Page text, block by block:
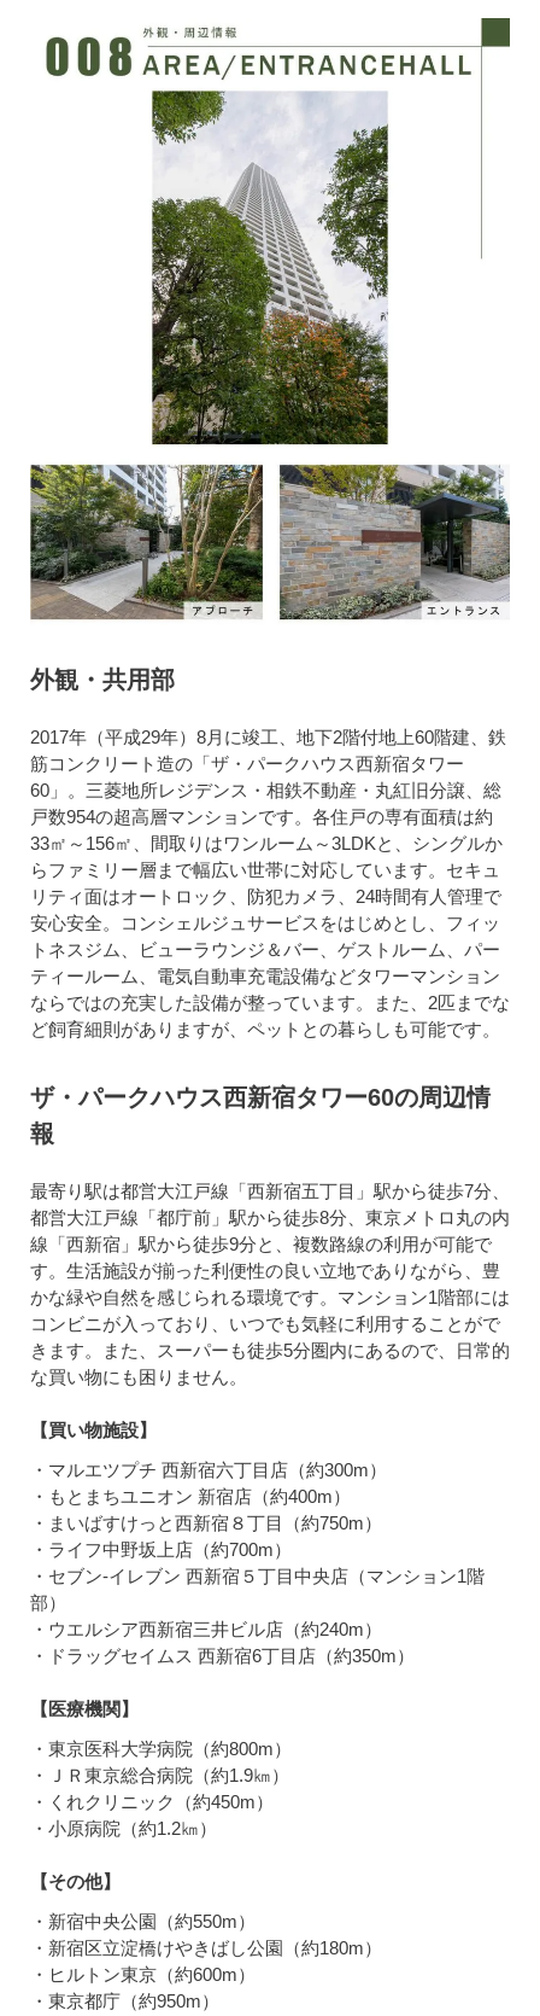
外観・共用部
2017年（平成29年）8月に竣工、地下2階付地上60階建、鉄
筋コンクリート造の「ザ・パークハウス西新宿タワー
60」。三菱地所レジデンス・相鉄不動産・丸紅旧分譲、総
戸数954の超高層マンションです。各住戸の専有面積は約
33㎡～156㎡、間取りはワンルーム～3LDKと、シングルか
らファミリー層まで幅広い世帯に対応しています。セキュ
リティ面はオートロック、防犯カメラ、24時間有人管理で
安心安全。コンシェルジュサービスをはじめとし、フィッ
トネスジム、ビューラウンジ＆バー、ゲストルーム、パー
ティールーム、電気自動車充電設備などタワーマンション
ならではの充実した設備が整っています。また、2匹までな
ど飼育細則がありますが、ペットとの暮らしも可能です。
ザ・パークハウス西新宿タワー60の周辺情
報
最寄り駅は都営大江戸線「西新宿五丁目」駅から徒歩7分、
都営大江戸線「都庁前」駅から徒歩8分、東京メトロ丸の内
線「西新宿」駅から徒歩9分と、複数路線の利用が可能で
す。生活施設が揃った利便性の良い立地でありながら、豊
かな緑や自然を感じられる環境です。マンション1階部には
コンビニが入っており、いつでも気軽に利用することがで
きます。また、スーパーも徒歩5分圏内にあるので、日常的
な買い物にも困りません。
【買い物施設】
・マルエツプチ 西新宿六丁目店（約300m）
・もとまちユニオン 新宿店（約400m）
・まいばすけっと西新宿８丁目（約750m）
・ライフ中野坂上店（約700m）
・セブン-イレブン 西新宿５丁目中央店（マンション1階
部）
・ウエルシア西新宿三井ビル店（約240m）
・ドラッグセイムス 西新宿6丁目店（約350m）
【医療機関】
・東京医科大学病院（約800m）
・ＪＲ東京総合病院（約1.9㎞）
・くれクリニック（約450m）
・小原病院（約1.2㎞）
【その他】
・新宿中央公園（約550m）
・新宿区立淀橋けやきばし公園（約180m）
・ヒルトン東京（約600m）
・東京都庁（約950m）